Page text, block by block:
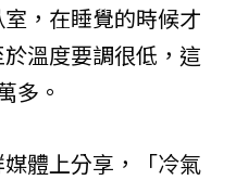
，在睡覺的時候才
溫度要調很低，這
多。
體上分享，「冷氣